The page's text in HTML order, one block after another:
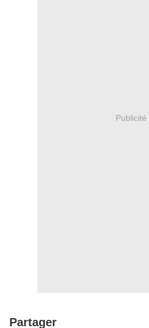
Publicité
Partager